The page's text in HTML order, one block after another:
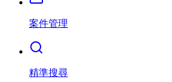
案件管理
精準搜尋